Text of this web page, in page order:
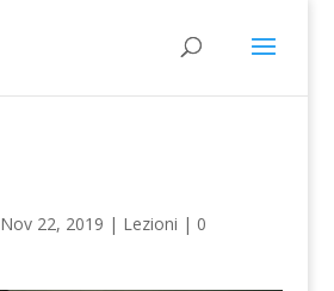
Nov 22, 2019 | Lezioni | 0